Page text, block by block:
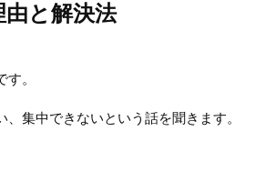
と解決法
。
、集中できないという話を聞きます。